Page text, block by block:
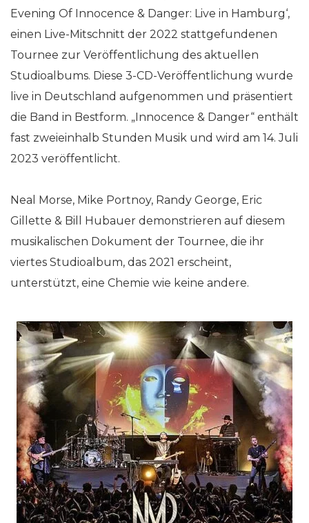
Evening Of Innocence & Danger: Live in Hamburg‘,
einen Live-Mitschnitt der 2022 stattgefundenen
Tournee zur Veröffentlichung des aktuellen
Studioalbums. Diese 3-CD-Veröffentlichung wurde
live in Deutschland aufgenommen und präsentiert
die Band in Bestform. „Innocence & Danger“ enthält
fast zweieinhalb Stunden Musik und wird am 14. Juli
2023 veröffentlicht.
Neal Morse, Mike Portnoy, Randy George, Eric
Gillette & Bill Hubauer demonstrieren auf diesem
musikalischen Dokument der Tournee, die ihr
viertes Studioalbum, das 2021 erscheint,
unterstützt, eine Chemie wie keine andere.